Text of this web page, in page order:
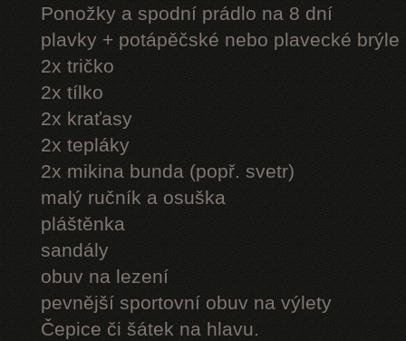
Ponožky a spodní prádlo na 8 dní
plavky + potápěčské nebo plavecké brýle
2x tričko
2x tílko
2x kraťasy
2x tepláky
2x mikina bunda (popř. svetr)
malý ručník a osuška
pláštěnka
sandály
obuv na lezení
pevnější sportovní obuv na výlety
Čepice či šátek na hlavu.